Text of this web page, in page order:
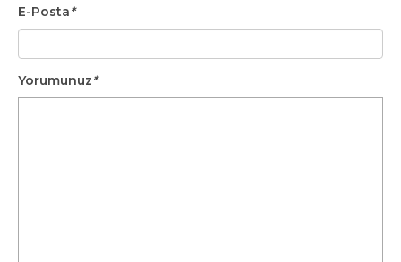
E-Posta*
Yorumunuz*